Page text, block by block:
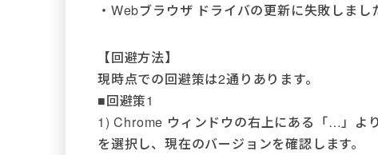
・Webブラウザ ドライバの更新に失敗しまし
【回避方法】
現時点での回避策は2通りあります。
■回避策1
1) Chrome ウィンドウの右上にある「…」よ
を選択し、現在のバージョンを確認します。